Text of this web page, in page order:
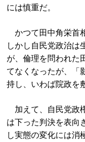
には慎重だ。
かつて田中角栄首
しかし自民党政治は
が、倫理を問われた
てなくなったが、「
持し、いわば院政を
加えて、自民党政
は下った判決を表向
し実態の変化には消